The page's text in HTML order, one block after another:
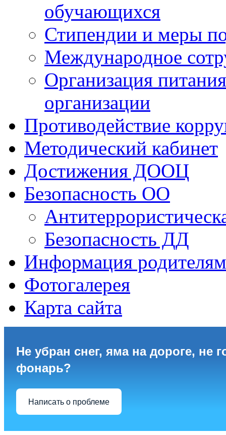
обучающихся
Стипендии и меры
Международное
Организация
организации
Противодействие
Методический кабинет
Достижения ДООЦ
Безопасность ОО
Безопасность ДД
Информация
Фотогалерея
Карта сайта
Не убран снег, яма на дороге, не
фонарь?
Написать о проблеме